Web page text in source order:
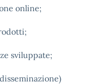
online;
sviluppate;